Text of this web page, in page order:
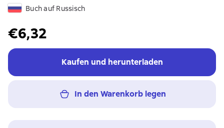
Buch auf Russisch
€6,32
Kaufen und herunterladen
In den Warenkorb legen